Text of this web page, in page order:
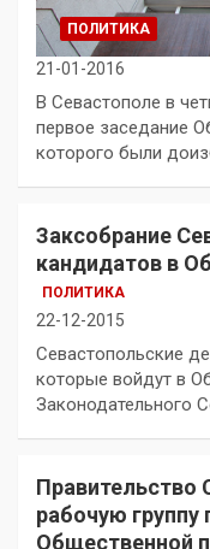
ПОЛИТИКА
21-01-2016
В Севастополе в
первое заседание
которого были
Заксобрание
кандидатов в
ПОЛИТИКА
22-12-2015
Севастопольские
которые войдут в
Законодательного
Правительство
рабочую
Общественной